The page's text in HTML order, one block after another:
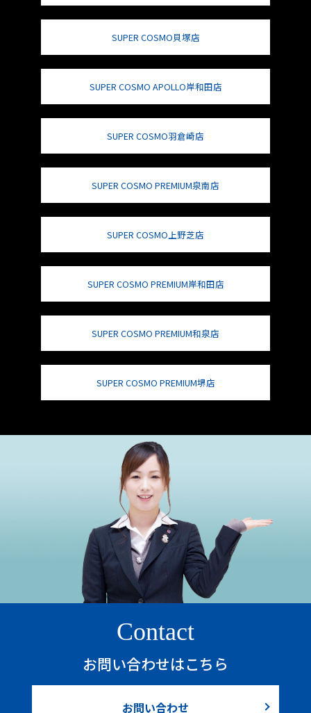
SUPER COSMO貝塚店
SUPER COSMO APOLLO岸和田店
SUPER COSMO羽倉崎店
SUPER COSMO PREMIUM泉南店
SUPER COSMO上野芝店
SUPER COSMO PREMIUM岸和田店
SUPER COSMO PREMIUM和泉店
SUPER COSMO PREMIUM堺店
Contact
お問い合わせはこちら
お問い合わせ